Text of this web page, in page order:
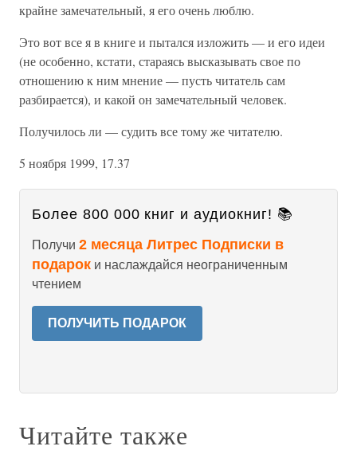
крайне замечательный, я его очень люблю.
Это вот все я в книге и пытался изложить — и его идеи
(не особенно, кстати, стараясь высказывать свое по
отношению к ним мнение — пусть читатель сам
разбирается), и какой он замечательный человек.
Получилось ли — судить все тому же читателю.
5 ноября 1999, 17.37
Более 800 000 книг и аудиокниг! 📚
Получи 2 месяца Литрес Подписки в
подарок и наслаждайся неограниченным
чтением
ПОЛУЧИТЬ ПОДАРОК
Читайте также